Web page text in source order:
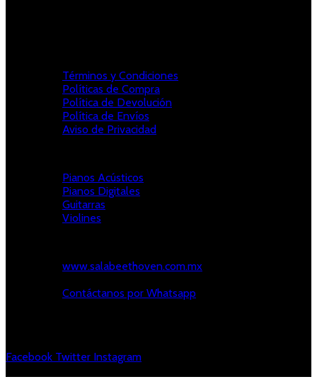
Términos y Condiciones
Políticas de Compra
Política de Devolución
Política de Envíos
Aviso de Privacidad
Pianos Acústicos
Pianos Digitales
Guitarras
Violines
www.salabeethoven.com.mx
Contáctanos por Whatsapp
Facebook Twitter Instagram